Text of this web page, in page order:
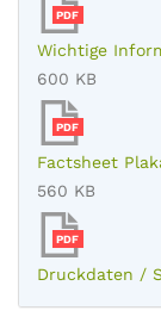
PDF
Wichtige
600 KB
PDF
Factsheet
560 KB
PDF
Druckdaten /